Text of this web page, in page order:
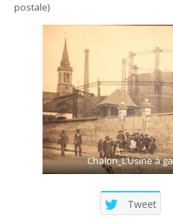
postale)
Chalon_L’Usine à
Tweet